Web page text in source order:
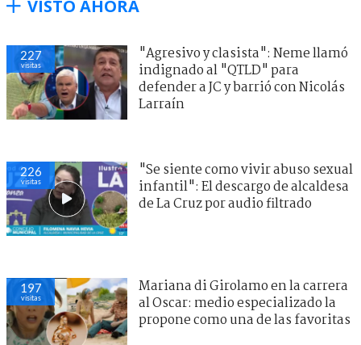
VISTO AHORA
227
visitas
"Agresivo y clasista": Neme llamó
indignado al "QTLD" para
defender a JC y barrió con Nicolás
Larraín
226
visitas
"Se siente como vivir abuso sexual
infantil": El descargo de alcaldesa
de La Cruz por audio filtrado
197
visitas
Mariana di Girolamo en la carrera
al Oscar: medio especializado la
propone como una de las favoritas